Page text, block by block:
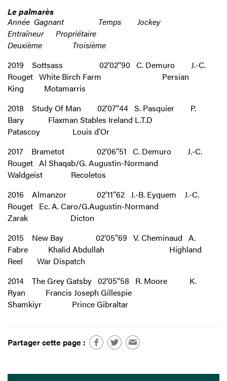
Le palmarès
Année Gagnant Temps Jockey
Entraîneur Propriétaire
Deuxième Troisième
2019 Sottsass 02’02’’90 C. Demuro J.-C.
Rouget White Birch Farm Persian
King Motamarris
2018 Study Of Man 02’07’’44 S. Pasquier P.
Bary Flaxman Stables Ireland L.T.D
Patascoy Louis d'Or
2017 Brametot 02’06’’51 C. Demuro J.-C.
Rouget Al Shaqab/G. Augustin-Normand
Waldgeist Recoletos
2016 Almanzor 02’11’’62 J.-B. Eyquem J.-C.
Rouget Ec. A. Caro/G.Augustin-Normand
Zarak Dicton
2015 New Bay 02’05’’69 V. Cheminaud A.
Fabre Khalid Abdullah Highland
Reel War Dispatch
2014 The Grey Gatsby 02’05’’58 R. Moore K.
Ryan Francis Joseph Gillespie
Shamkiyr Prince Gibraltar
Partager cette page :